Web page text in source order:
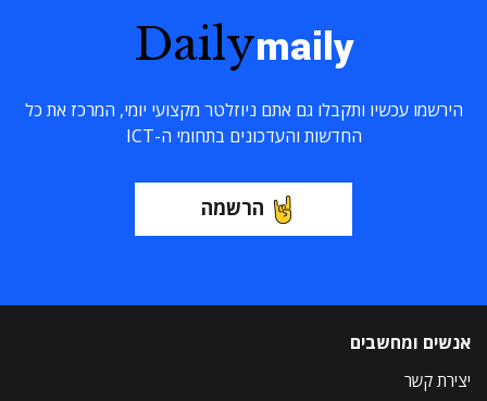
Dailymaily
הירשמו עכשיו ותקבלו גם אתם ניוזלטר מקצועי יומי, המרכז את כל
החדשות והעדכונים בתחומי ה-ICT
הרשמה
אנשים ומחשבים
יצירת קשר